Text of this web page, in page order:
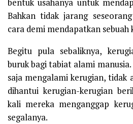
bentuk usahanya untuk
Bahkan tidak jarang
cara demi mendapatkan sebuah
Begitu pula sebaliknya,
buruk bagi tabiat alami
saja mengalami kerugian, tidak
dihantui kerugian-kerugian
kali mereka menganggap
segalanya.